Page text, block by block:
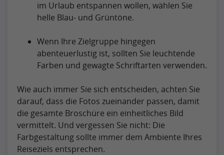
im Urlaub entspannen wollen, wählen Sie
helle Blau- und Grüntöne.
Wenn Ihre Zielgruppe hingegen
abenteuerlustig ist, sollten Sie leuchtende
Farben und gewagte Schriftarten verwenden.
Wie auch immer Sie sich entscheiden, achten Sie
darauf, dass die Fotos zueinander passen, damit
die gesamte Broschüre ein einheitliches Bild
vermittelt. Und vergessen Sie nicht: Die
Farbgestaltung sollte immer dem Ambiente Ihres
Reiseziels entsprechen.